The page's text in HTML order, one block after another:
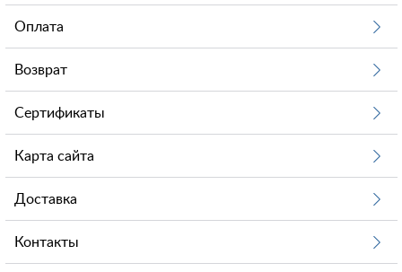
Оплата
Возврат
Сертификаты
Карта сайта
Доставка
Контакты